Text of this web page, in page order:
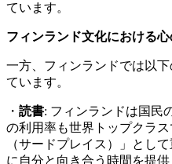
ています。
フィンランド文化における
一方、フィンランドでは以
ています。
・ 読書: フィンランドは国民
の利用率も世界トップクラ
（サードプレイス）」とし
に自分と向き合う時間を提供